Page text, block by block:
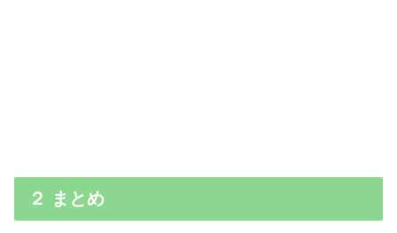
２ まとめ